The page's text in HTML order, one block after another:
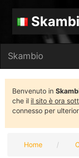
Skambio
Benvenuto in
che il il sito è ora
connesso per
Home